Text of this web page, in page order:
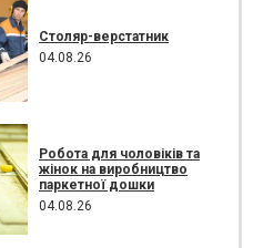
Столяр-верстатник
04.08.26
Робота для чоловіків та
жінок на виробництво
паркетної дошки
04.08.26